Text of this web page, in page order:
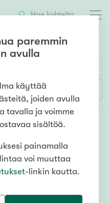
Hae kohteita
4h 5h+
ajan
vapaa-ajan asunnot
kesämökkiä tai
ja maan kattava
auttavat sinua
paremmin
avulla
käyttää
joiden avulla
tavalla ja voimme
sisältöä.
painamalla
voi muuttaa
-linkin kautta.